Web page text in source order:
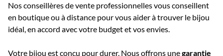
Nos conseillères de vente professionnelles vous conseillent
en boutique ou à distance pour vous aider à trouver le bijou
idéal, en accord avec votre budget et vos envies.
Votre bijou est conçu pour durer. Nous offrons unegarantie